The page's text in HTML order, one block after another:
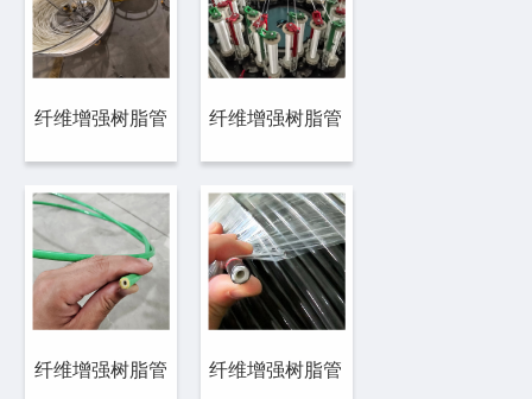
纤维增强树脂管 纤维增强树脂管
纤维增强树脂管 纤维增强树脂管